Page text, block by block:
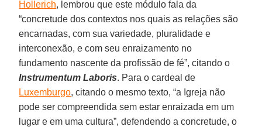
Hollerich, lembrou que este módulo fala da
“concretude dos contextos nos quais as relações são
encarnadas, com sua variedade, pluralidade e
interconexão, e com seu enraizamento no
fundamento nascente da profissão de fé”, citando o
Instrumentum Laboris. Para o cardeal de
Luxemburgo, citando o mesmo texto, “a Igreja não
pode ser compreendida sem estar enraizada em um
lugar e em uma cultura”, defendendo a concretude, o